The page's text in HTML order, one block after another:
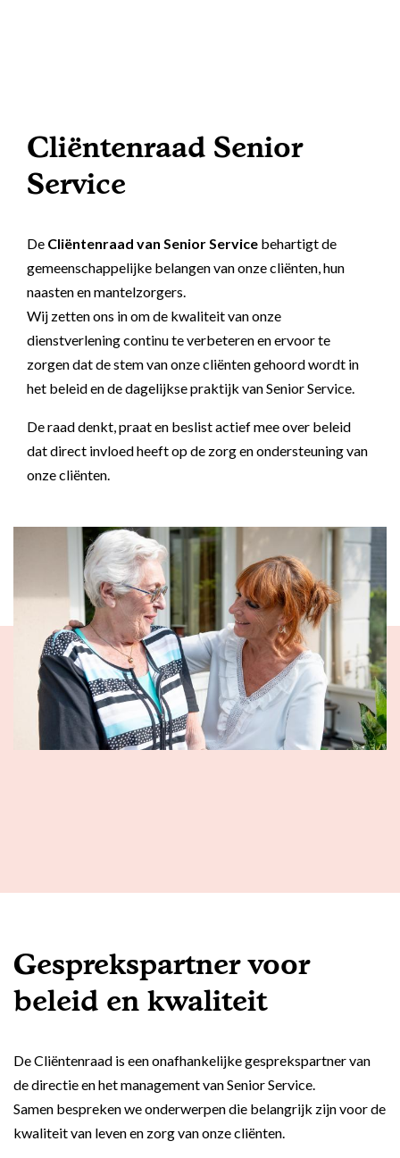
Welzijn
Respijtzorg
Leefstijlmonitoring en
persoonlijke alarmering
Aanvullende mantelzorg
Mantelzorg aan huis
Diensten voor
organisaties
Mantelzorger van de zaak
Tarieven
Mantelzorger vergoeding
Vragen & Antwoorden
Kwaliteitsbeeld
Alle voordelen op een
rij
Eén vast gezicht
Altijd in de buurt
Spoednummer nu bellen
Bel ons: 0800 - 1969
Op werkdagen tussen 9:00 en 17:30 uur
E-mail: contactformulier
Reactie binnen 48 uur
Cliëntenraad Senior
Service
De Cliëntenraad van Senior Service behartigt de
gemeenschappelijke belangen van onze cliënten, hun
naasten en mantelzorgers.
Wij zetten ons in om de kwaliteit van onze
dienstverlening continu te verbeteren en ervoor te
zorgen dat de stem van onze cliënten gehoord wordt in
het beleid en de dagelijkse praktijk van Senior Service.
De raad denkt, praat en beslist actief mee over beleid
dat direct invloed heeft op de zorg en ondersteuning van
onze cliënten.
Gesprekspartner voor
beleid en kwaliteit
De Cliëntenraad is een onafhankelijke gesprekspartner van
de directie en het management van Senior Service.
Samen bespreken we onderwerpen die belangrijk zijn voor de
kwaliteit van leven en zorg van onze cliënten.